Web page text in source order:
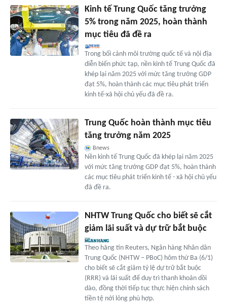
Kinh tế Trung Quốc tăng trưởng
5% trong năm 2025, hoàn thành
mục tiêu đã đề ra
Trong bối cảnh môi trường quốc tế và nội địa
diễn biến phức tạp, nền kinh tế Trung Quốc đã
khép lại năm 2025 với mức tăng trưởng GDP
đạt 5%, hoàn thành các mục tiêu phát triển
kinh tế-xã hội chủ yếu đã đề ra.
Trung Quốc hoàn thành mục tiêu
tăng trưởng năm 2025
Bnews
Nền kinh tế Trung Quốc đã khép lại năm 2025
với mức tăng trưởng GDP đạt 5%, hoàn thành
các mục tiêu phát triển kinh tế - xã hội chủ yếu
đã đề ra.
NHTW Trung Quốc cho biết sẽ cắt
giảm lãi suất và dự trữ bắt buộc
Theo hãng tin Reuters, Ngân hàng Nhân dân
Trung Quốc (NHTW – PBoC) hôm thứ Ba (6/1)
cho biết sẽ cắt giảm tỷ lệ dự trữ bắt buộc
(RRR) và lãi suất để duy trì thanh khoản dồi
dào, đồng thời tiếp tục thực hiện chính sách
tiền tệ nới lỏng phù hợp.